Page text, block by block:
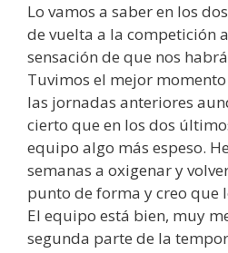
Lo vamos a saber en los
de vuelta a la competición
sensación de que nos
Tuvimos el mejor
las jornadas anteriores
cierto que en los dos
equipo algo más espeso.
semanas a oxigenar y
punto de forma y creo que
El equipo está bien, muy
segunda parte de la